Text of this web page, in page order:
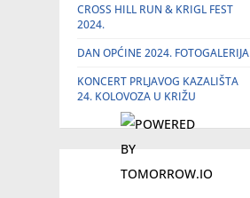
CROSS HILL RUN & KRIGL FEST
2024.
DAN OPĆINE 2024. FOTOGALERIJA
KONCERT PRLJAVOG KAZALIŠTA
24. KOLOVOZA U KRIŽU